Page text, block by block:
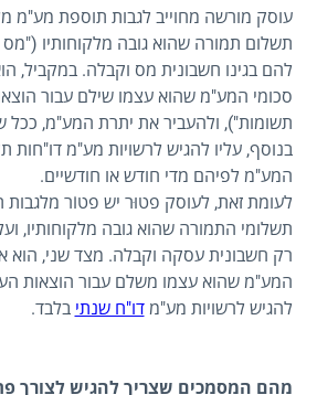
עוסק מורשה מחוייב לגבות תוספת מע"מ
תשלום תמורה שהוא גובה מלקוחותיו ("מס
להם בגינו חשבונית מס וקבלה. במקביל,
סכומי המע"מ שהוא עצמו שילם עבור
תשומות"), ולהעביר את יתרת המע"מ, ככל
בנוסף, עליו להגיש לרשויות מע"מ דו"חות
המע"מ לפיהם מדי חודש או חודשיים.
לעומת זאת, לעוסק פטוּר יש פטוֹר מלגבות
תשלומי התמורה שהוא גובה מלקוחותיו,
רק חשבונית עסקה וקבלה. מצד שני, הוא
המע"מ שהוא עצמו משלם עבור הוצאות
להגיש לרשויות מע"מדו"ח שנתי בלבד.
מהם המסמכים שצריך להגיש לצורך